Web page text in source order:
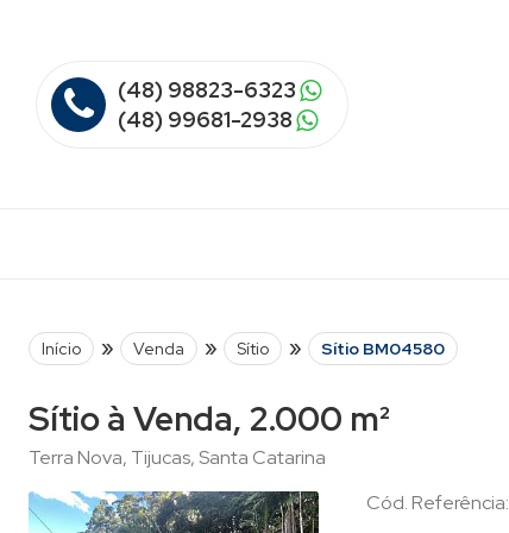
(48) 98823-6323
(48) 99681-2938
Início » Venda » Sítio » Sítio BM04580
Sítio à Venda, 2.000 m²
Terra Nova, Tijucas, Santa Catarina
Cód. Referência: